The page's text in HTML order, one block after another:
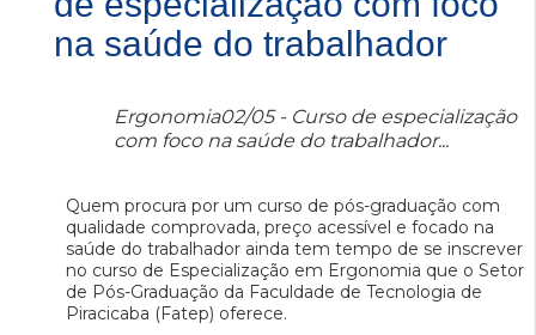
na saúde do trabalhador
Ergonomia02/05 - Curso de especialização
com foco na saúde do trabalhador...
Quem procura por um curso de pós-graduação com
qualidade comprovada, preço acessível e focado na
saúde do trabalhador ainda tem tempo de se inscrever
no curso de Especialização em Ergonomia que o Setor
de Pós-Graduação da Faculdade de Tecnologia de
Piracicaba (Fatep) oferece.